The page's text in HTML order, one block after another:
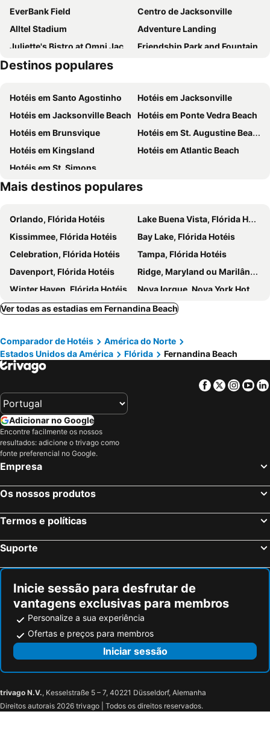
EverBank Field
Centro de Jacksonville
Alltel Stadium
Adventure Landing
Juliette's Bistro at Omni Jacksonville Hotel
Friendship Park and Fountain
Jacksonville Beaches
Destinos populares
Hotéis em Santo Agostinho
Hotéis em Jacksonville
Hotéis em Jacksonville Beach
Hotéis em Ponte Vedra Beach
Hotéis em Brunsvique
Hotéis em St. Augustine Beach
Hotéis em Kingsland
Hotéis em Atlantic Beach
Hotéis em St. Simons
Mais destinos populares
Orlando, Flórida Hotéis
Lake Buena Vista, Flórida Hotéis
Kissimmee, Flórida Hotéis
Bay Lake, Flórida Hotéis
Celebration, Flórida Hotéis
Tampa, Flórida Hotéis
Davenport, Flórida Hotéis
Ridge, Maryland ou Marilândia Hotéis
Winter Haven, Flórida Hotéis
Nova Iorque, Nova York Hotéis
Miami Beach, Flórida Hotéis
Miami, Flórida Hotéis
Chicago, Ilinóis Hotéis
Boston, Massachusetts Hotéis
Ver todas as estadias em Fernandina Beach
Comparador de Hotéis
América do Norte
Estados Unidos da América
Flórida Fernandina Beach
Facebook
Twitter
Adicionar no Google
Encontre facilmente os nossos
resultados: adicione o trivago como
fonte preferencial no Google.
Empresa
Os nossos produtos
Termos e políticas
Suporte
Inicie sessão para desfrutar de
vantagens exclusivas para membros
Personalize a sua experiência
Ofertas e preços para membros
Iniciar sessão
trivago N.V., Kesselstraße 5 – 7, 40221 Düsseldorf, Alemanha
Direitos autorais 2026 trivago | Todos os direitos reservados.